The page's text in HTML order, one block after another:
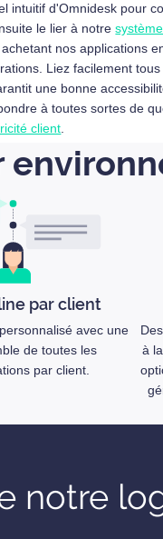
intuitif d'Omnidesk pour
le lier à notre
nos applications
Liez facilement
une bonne
à toutes sortes de
client
par client
avec une
de toutes les
par client.
à
notre